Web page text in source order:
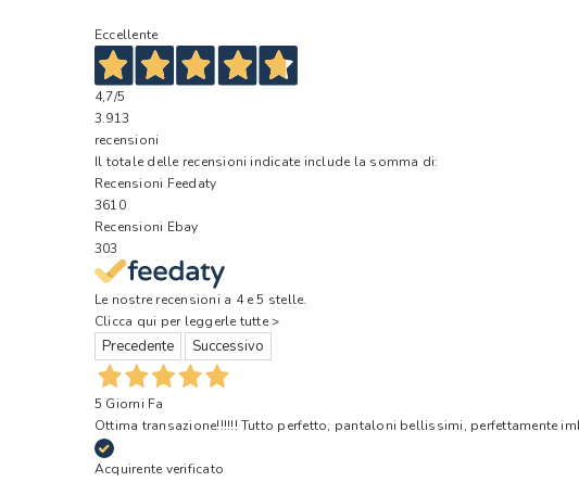
Eccellente
4,7/5
3.913
recensioni
Il totale delle recensioni indicate include la somma di:
Recensioni Feedaty
3610
Recensioni Ebay
303
Le nostre recensioni a 4 e 5 stelle.
Clicca qui per leggerle tutte >
Precedente Successivo
5 Giorni Fa
Ottima transazione!!!!!! Tutto perfetto, pantaloni bellissimi, perfettamente
Acquirente verificato